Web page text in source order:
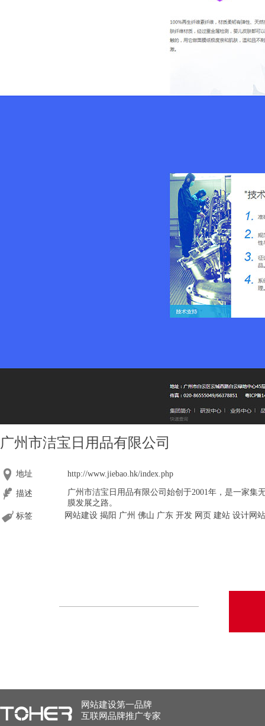
广州市洁宝日用品有限公司
地址 http://www.jiebao.hk/index.php
描述
广州市洁宝日用品有限公司始创于2001年，是一家
膜发展之路。
标签
网站建设 揭阳 广州 佛山 广东 开发 网页 建站 设计网
网站建设第一品牌
互联网品牌推广专家